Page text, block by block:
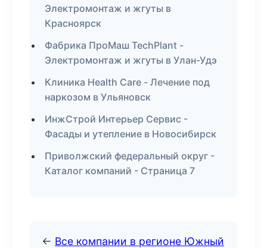
Электромонтаж и жгуты в
Красноярск
Фабрика ПроМаш TechPlant -
Электромонтаж и жгуты в Улан-Удэ
Клиника Health Care - Лечение под
наркозом в Ульяновск
ИнжСтрой Интерьер Сервис -
Фасады и утепление в Новосибирск
Приволжский федеральный округ -
Каталог компаний - Страница 7
← Все компании в регионе Южный